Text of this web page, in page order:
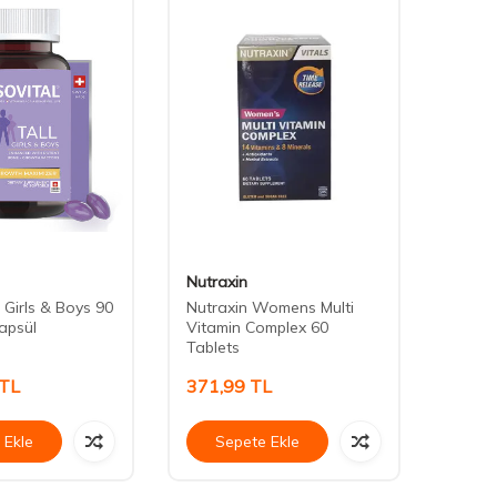
& Boys 90
TL
Nutraxin
Nutraxin Womens Multi
Vitamin Complex 60
Tablets
371,99 TL
Sepete Ekle